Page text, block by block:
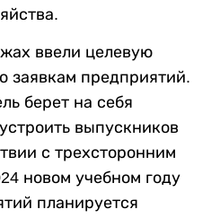
ввели целевую
заявкам предприятий.
берет на себя
выпускников
с трехсторонним
новом учебном году
планируется